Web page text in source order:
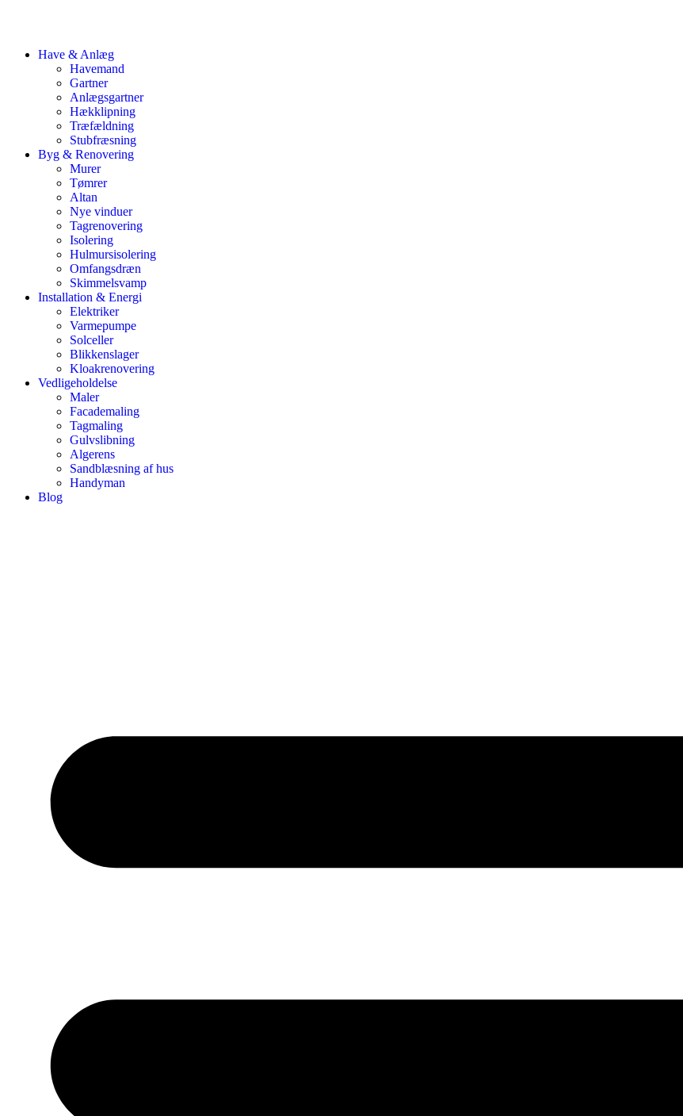
Have & Anlæg
Havemand
Gartner
Anlægsgartner
Hækklipning
Træfældning
Stubfræsning
Byg & Renovering
Murer
Tømrer
Altan
Nye vinduer
Tagrenovering
Isolering
Hulmursisolering
Omfangsdræn
Skimmelsvamp
Installation & Energi
Elektriker
Varmepumpe
Solceller
Blikkenslager
Kloakrenovering
Vedligeholdelse
Maler
Facademaling
Tagmaling
Gulvslibning
Algerens
Sandblæsning af hus
Handyman
Blog